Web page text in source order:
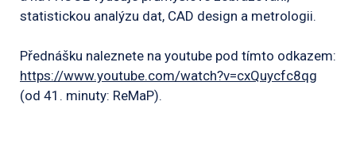
statistickou analýzu dat, CAD design a metrologii.
Přednášku naleznete na youtube pod tímto odkazem:
https://www.youtube.com/watch?v=cxQuycfc8qg
(od 41. minuty: ReMaP).